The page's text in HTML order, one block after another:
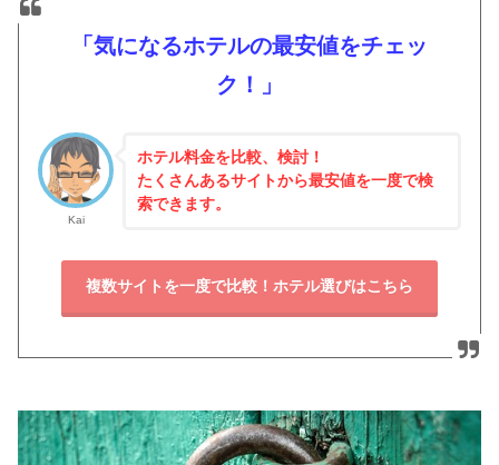
「気になるホテルの最安値をチェッ
ク！」
Kai
ホテル料金を比較、検討！
たくさんあるサイトから最安値を一度で検
索できます。
複数サイトを一度で比較！ホテル選びはこちら